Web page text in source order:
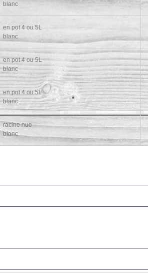
blanc
en pot 4 ou 5L
blanc
en pot 4 ou 5L
blanc
en pot 4 ou 5L
blanc
racine nue
blanc